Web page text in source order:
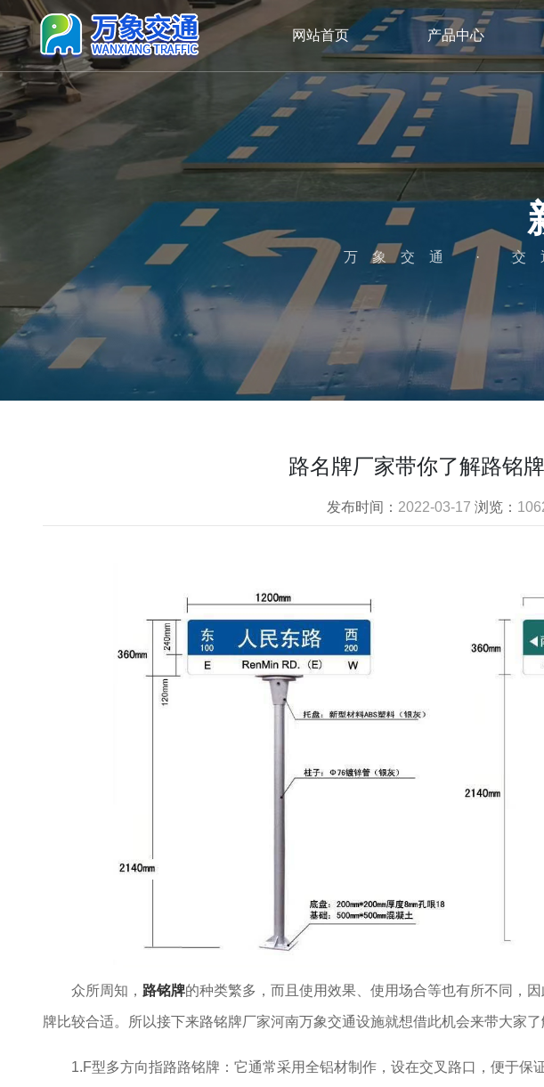
网站首页 产品中心
万象交通 · 交
路名牌厂家带你了解路铭
发布时间： 2022-03-17 浏览：
众所周知， 路铭牌的种类繁多，而且使用效果、使用场合等也有所不同，
牌比较合适。所以接下来路铭牌厂家河南万象交通设施就想借此机会来带大家
1.F型多方向指路路铭牌：它通常采用全铝材制作，设在交叉路口，便于保